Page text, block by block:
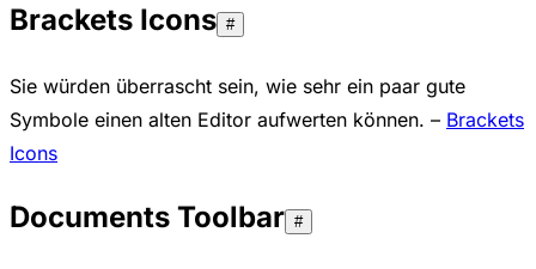
Brackets Icons #
Sie würden überrascht sein, wie sehr ein paar gute
Symbole einen alten Editor aufwerten können. – Brackets
Icons
Documents Toolbar #